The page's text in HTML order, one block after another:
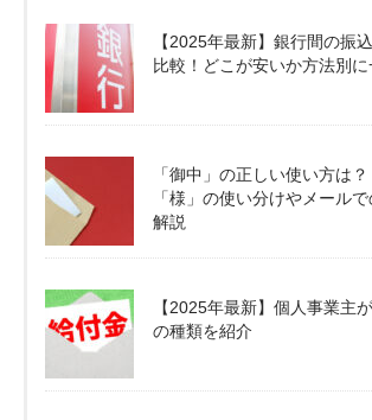
【2025年最新】銀行間の振
比較！どこが安いか方法別
「御中」の正しい使い方は
「様」の使い分けやメール
解説
【2025年最新】個人事業主
の種類を紹介